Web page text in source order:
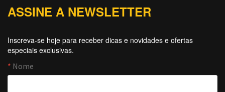
ASSINE A NEWSLETTER
Inscreva-se hoje para receber dicas e novidades e ofertas
especiais exclusivas.